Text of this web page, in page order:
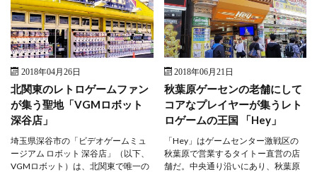
2018年04月26日
北関東のレトロゲームファン
が集う聖地「VGMロボット
深谷店」
埼玉県深谷市の「ビデオゲームミュ
ージアム ロボット 深谷店」（以下、
VGMロボット）は、北関東で唯一の
2018年06月21日
秋葉原ゲーセンの老舗にして
コアなプレイヤーが集うレト
ロゲームの王国 「Hey」
「Hey」はゲームセンター激戦区の
秋葉原で営業するタイトー直営の店
舗だ。中央通り沿いにあり、秋葉原